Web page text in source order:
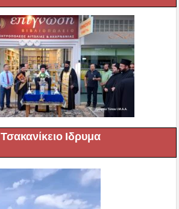
Τσακανίκειο Ιδρυμα